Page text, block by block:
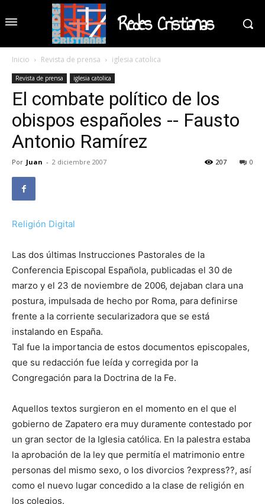
Redes Cristianas
Inicio Revista de prensa iglesia catolica
Revista de prensa iglesia catolica
El combate político de los
obispos españoles -- Fausto
Antonio Ramírez
Por Juan - 2 diciembre 2007 0
207
Religión Digital
Las dos últimas Instrucciones Pastorales de la
Conferencia Episcopal Española, publicadas el 30 de
marzo y el 23 de noviembre de 2006, dejaban clara una
postura, impulsada de hecho por Roma, para definirse
frente a la corriente secularizadora que se está
instalando en España.
Tal fue la importancia de estos documentos episcopales,
que su redacción fue leída y corregida por la
Congregación para la Doctrina de la Fe.
Aquellos textos surgieron en el momento en el que el
gobierno de Zapatero era muy duramente contestado por
un gran sector de la Iglesia católica. En la palestra estaba
la aprobación de la ley que permitía el matrimonio entre
personas del mismo sexo, o los divorcios ?express??, así
como el nuevo lugar concedido a la clase de religión en
los colegios.